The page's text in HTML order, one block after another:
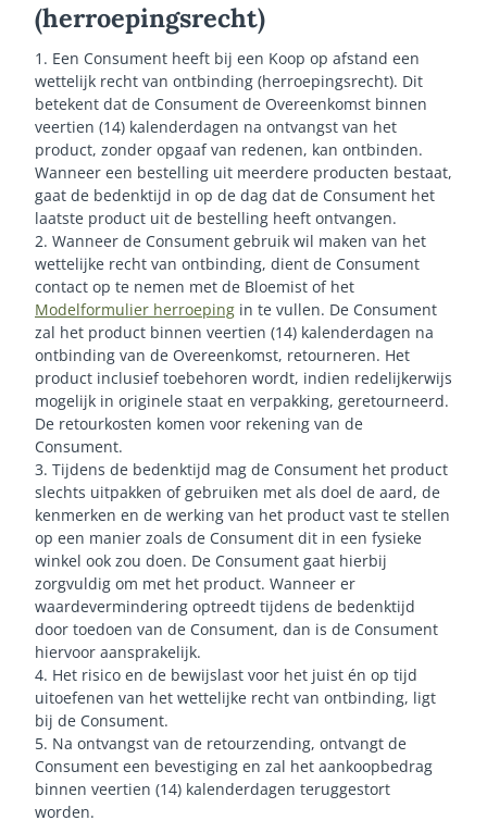
(herroepingsrecht)
1. Een Consument heeft bij een Koop op afstand een
wettelijk recht van ontbinding (herroepingsrecht). Dit
betekent dat de Consument de Overeenkomst binnen
veertien (14) kalenderdagen na ontvangst van het
product, zonder opgaaf van redenen, kan ontbinden.
Wanneer een bestelling uit meerdere producten bestaat,
gaat de bedenktijd in op de dag dat de Consument het
laatste product uit de bestelling heeft ontvangen.
2. Wanneer de Consument gebruik wil maken van het
wettelijke recht van ontbinding, dient de Consument
contact op te nemen met de Bloemist of het
Modelformulier herroeping in te vullen. De Consument
zal het product binnen veertien (14) kalenderdagen na
ontbinding van de Overeenkomst, retourneren. Het
product inclusief toebehoren wordt, indien redelijkerwijs
mogelijk in originele staat en verpakking, geretourneerd.
De retourkosten komen voor rekening van de
Consument.
3. Tijdens de bedenktijd mag de Consument het product
slechts uitpakken of gebruiken met als doel de aard, de
kenmerken en de werking van het product vast te stellen
op een manier zoals de Consument dit in een fysieke
winkel ook zou doen. De Consument gaat hierbij
zorgvuldig om met het product. Wanneer er
waardevermindering optreedt tijdens de bedenktijd
door toedoen van de Consument, dan is de Consument
hiervoor aansprakelijk.
4. Het risico en de bewijslast voor het juist én op tijd
uitoefenen van het wettelijke recht van ontbinding, ligt
bij de Consument.
5. Na ontvangst van de retourzending, ontvangt de
Consument een bevestiging en zal het aankoopbedrag
binnen veertien (14) kalenderdagen teruggestort
worden.